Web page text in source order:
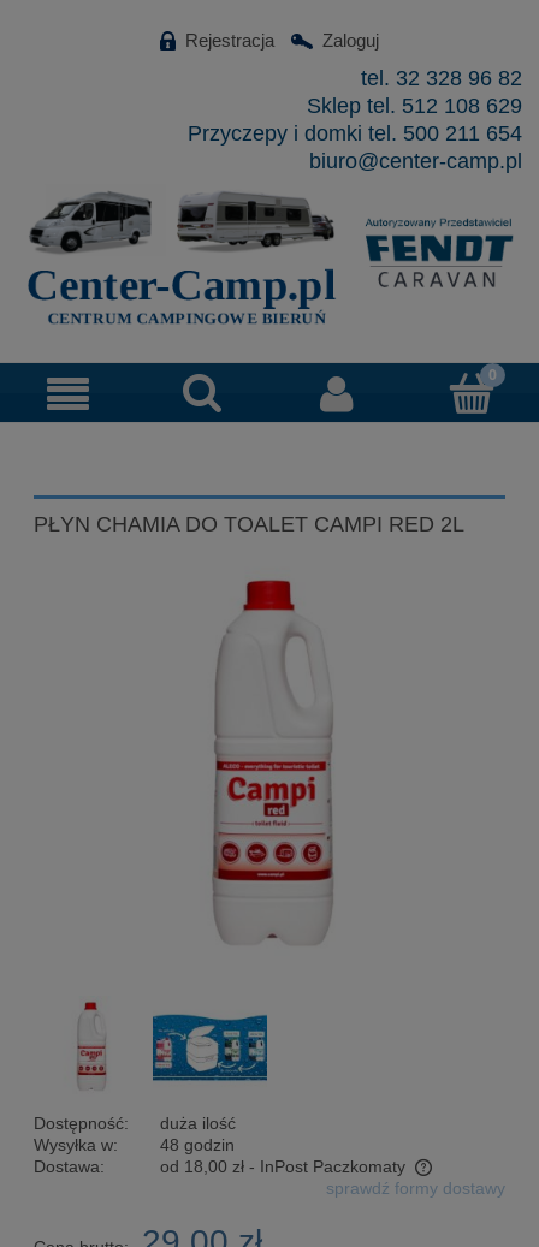
Rejestracja Zaloguj
tel. 32 328 96 82
Sklep tel. 512 108 629
Przyczepy i domki tel. 500 211 654
biuro@center-camp.pl
PŁYN CHAMIA DO TOALET CAMPI RED 2L
Dostępność:
duża ilość
Wysyłka w:
48 godzin
Dostawa:
od 18,00 zł - InPost Paczkomaty
Cena nie zawiera ewentualnych kosztów płatnościsprawdź formy dostawy